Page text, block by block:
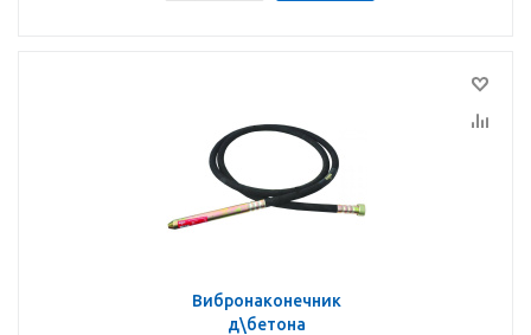
Вибронаконечник
д\бетона